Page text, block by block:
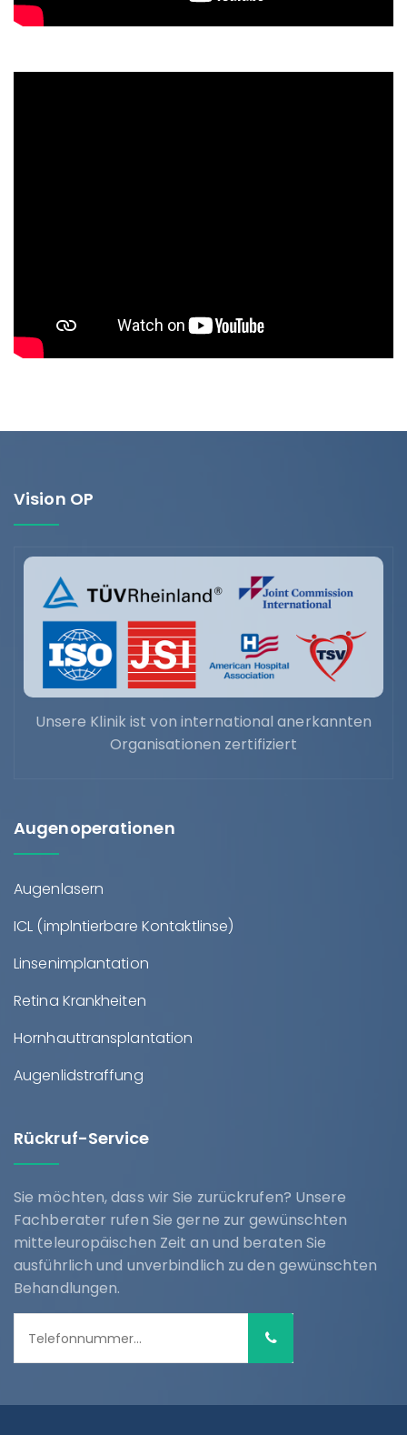
Vision OP
Unsere Klinik ist von international anerkannten
Organisationen zertifiziert
Augenoperationen
Augenlasern
ICL (implntierbare Kontaktlinse)
Linsenimplantation
Retina Krankheiten
Hornhauttransplantation
Augenlidstraffung
Rückruf-Service
Sie möchten, dass wir Sie zurückrufen? Unsere
Fachberater rufen Sie gerne zur gewünschten
mitteleuropäischen Zeit an und beraten Sie
ausführlich und unverbindlich zu den gewünschten
Behandlungen.